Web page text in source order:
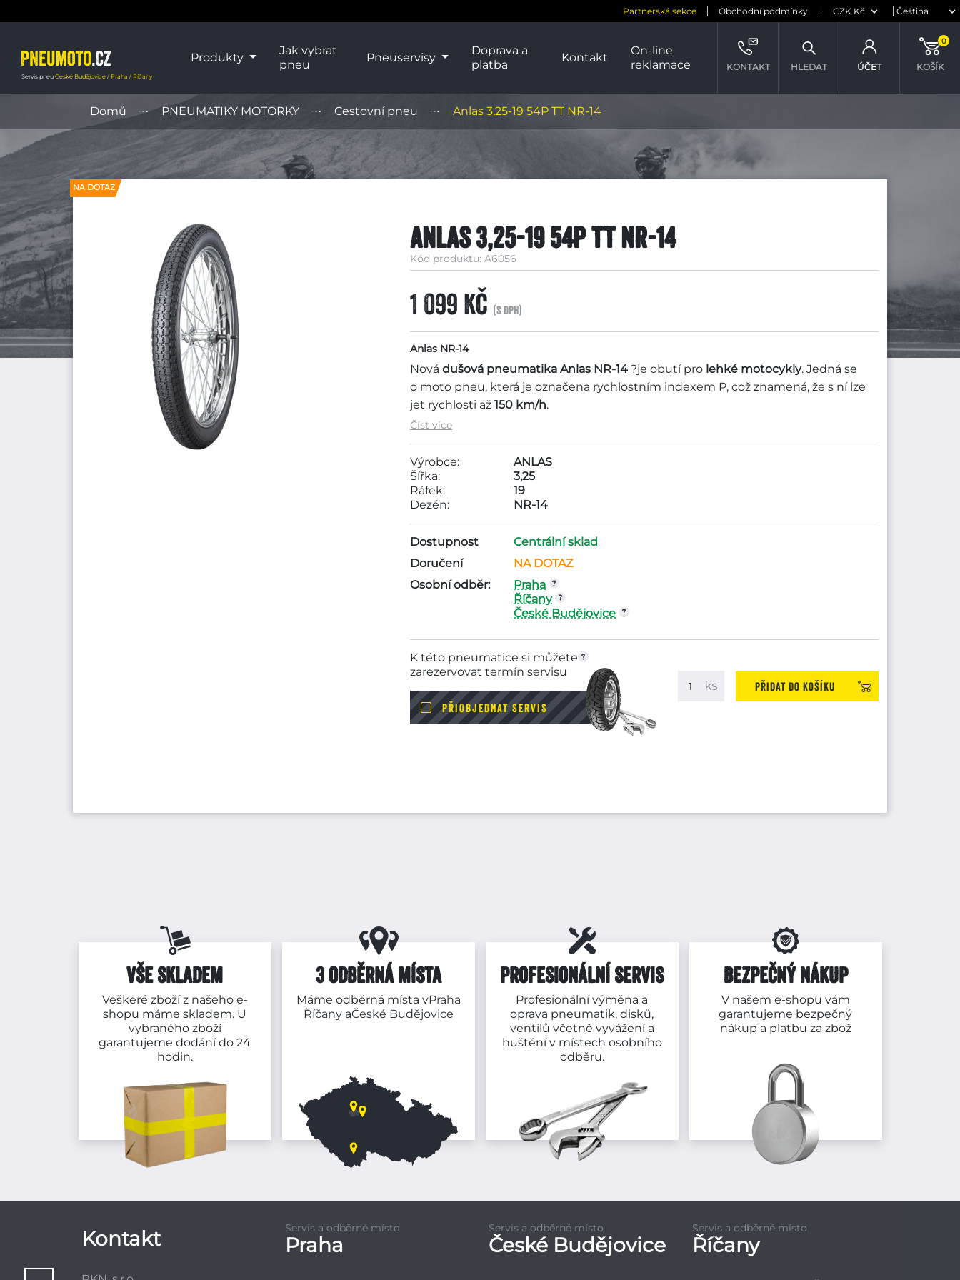
Partnerská sekce Obchodní podmínky
Servis pneu České Budějovice / Praha / Říčany
Produkty
Jak vybrat
pneu
Pneuservisy
Doprava a
platba
Kontakt
On-line
reklamace
KONTAKT HLEDAT ÚČET KOŠÍK
0
Domů PNEUMATIKY MOTORKY Cestovní pneu Anlas 3,25-19 54P TT NR-14
NA DOTAZ
Anlas 3,25-19 54P TT NR-14
Kód produktu: A6056
1 099 Kč (s DPH)
Anlas NR-14
Nová dušová pneumatika Anlas NR-14 ?je obutí pro lehké motocykly. Jedná se
o moto pneu, která je označena rychlostním indexem P, což znamená, že s ní lze
jet rychlosti až 150 km/h.
Společnost Anlas je tradiční turecký výrobce pneumatik pro
motocykly specializující se na evropský a turecký trh. Svým zákazníkům nabízí
Anlas již od 60. let minulého století prvotřídní moto pneu, které se postarají o
bezpečnou jízdu, zajistí vysoký komfort, a zároveň se dokážou postarat o pořádnou
porci zábavy.
Motopneu Anlas 3,25-19 54P TT NR-14 spadá do cenové kategorie pneumatik do
2000Kč . Tato pneumatika je vyráběna společností ANLAS. Rozměry pneumatiky
jsou ráfek - 19, dezén - NR-14,
Číst více
Výrobce:
ANLAS
Šířka:
3,25
Ráfek:
19
Dezén:
NR-14
Dostupnost
Centrální sklad
Doručení
NA DOTAZ
Osobní odběr:
Praha
Říčany
České Budějovice
K této pneumatice si můžete
zarezervovat termín servisu
PŘIOBJEDNAT SERVIS
Přidat do košíku
VŠE SKLADEM
Veškeré zboží z našeho e-
shopu máme skladem. U
vybraného zboží
garantujeme dodání do 24
hodin.
3 ODBĚRNÁ MÍSTA
Máme odběrná místa vPraha
ŘíčanyaČeské Budějovice
PROFESIONÁLNÍ SERVIS
Profesionální výměna a
oprava pneumatik, disků,
ventilů včetně vyvážení a
huštění v místech osobního
odběru.
BEZPEČNÝ NÁKUP
V našem e-shopu vám
garantujeme bezpečný
nákup a platbu za zbož
Kontakt Servis a odběrné místo
Praha
Servis a odběrné místo
České Budějovice
Servis a odběrné místo
Říčany